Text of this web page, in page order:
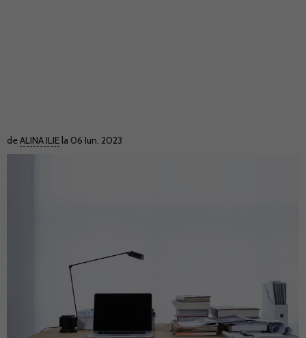
deALINA ILIE la 06 Iun. 2023